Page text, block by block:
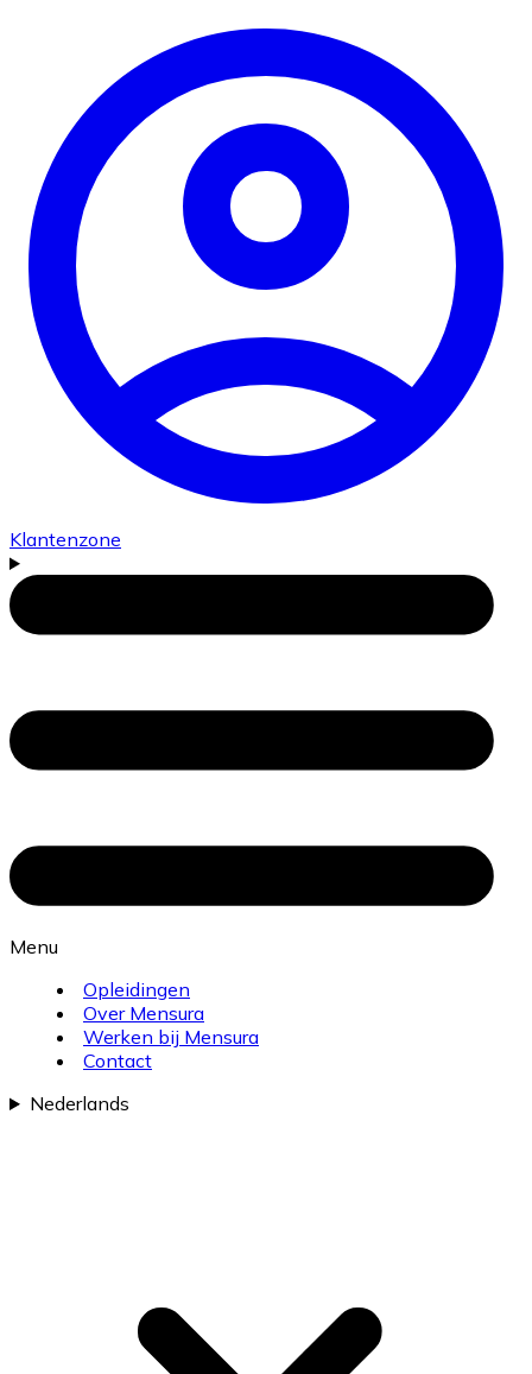
Klantenzone
Menu
Opleidingen
Over Mensura
Werken bij Mensura
Contact
Nederlands